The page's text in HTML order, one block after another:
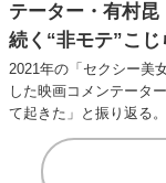
テーター・有村昆
続く“非モテ”こ
2021年の「セクシー美
した映画コメンテータ
て起きた」と振り返る
「非モテ…